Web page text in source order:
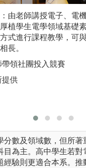
由老師講授電子、電
植學生電學領域基礎
式進行課程教學，可
長。
帶領社團投入競賽
提供
分數及領域數，但所
目為主。高中學生若
經驗則更適合本系。